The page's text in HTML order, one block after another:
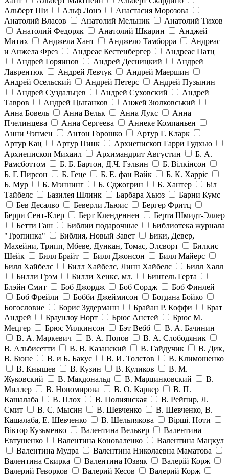
Альберт Ши
Альф Лонэ
Анастасия Морозова
Анатолий Власов
Анатолий Мельник
Анатолий Тихов
Анатолий Федоряк
Анатолий Шкарин
Анджей
Митих
Анджела Хант Анджело Тамборра
Андреас
и Анжела Фрез
Андреас Кестенбергер
Андреас Патц
Андрей Горяинов
Андрей Десницкий
Андрей
Лаврентюк
Андрей Левчук
Андрей Маершин
Андрей Осельский
Андрей Петерс
Андрей Пузынин
Андрей Суздальцев
Андрей Суховский
Андрей
Тавров
Андрей Цыганков
Анжей Зюлковський
Анна Бовель
Анна Вельк Анна Лукс
Анна
Пчелинцева
Анна Сергеева
Аннеке Компаньен
Анни Чэпмен
Антон Горошко
Артур Г. Кларк
Артур Кац
Артур Пинк
Архиепископ Гарри Гудхью
Архиепископ Михаил
Архимандрит Августин
Б. А.
Рамсботтом
Б. Б. Бартон, Д.Ч. Гэлвин
Б. Вілкінсон
Б. Г. Пирсон
Б. Геце Б. Е. фан Вайк
Б. К. Харріс
Б. Мур
Б. Мэннинг Б. Сджогрин Б. Хантер
Біл
Тайбелс
Базилея Шлинк Барбара Хьюз
Барни Кумс
Бев Десалво
Беверли Льюис
Бергер Фритц
Берри Сент-Клер
Берт Кленденнен
Берта Шмидт-Эллер
Бетти Гаш
Библии подарочные
Библиотека журнала
"Тропинка"
Библия, Новый Завет
Бики, Девер,
Махейни, Трипп, Мбеве, Дункан, Томас, Элсворт
Билкис
Шейк
Билл Брайт Билл Джонсон
Билл Майерс
Билл Хайбелс
Билл Хайбелс, Линн Хайбелс
Билл Халл
Билли Грэм
Билли Хенкс, мл.
Бингель Герта
Блэйн Смит
Боб Джордж Боб Сордж
Боб Финлей
Боб Фрейли
Бобби Джеймисон
Богдана Бойко
Богословие
Борис Зудерманн Брайан Р. Коффи
Брат
Андрей
Браунлоу Норт Брюс Анстей
Брюс М.
Мецгер
Брюс Уилкинсон Бэт Вебб
В. А. Бачинин
В. А. Маркевич
В. А. Попов
В. А. Слободяник
В. Альбисетти
В. В. Казанский В. Гайдучик
В. Дик,
В. Бюне
В. и Б. Бакус В. И. Толстов
В. Климошенко
В. Кнышев
В. Кузин В. Куликов
В. М.
Жуковский
В. Макдональд В. Марцинковский
В.
Миллер
В. Новомирова В. О. Карвер
В. П.
Кашалаба
В. Плох В. Полиянская
В. Рейпир, Л.
Смит
В. С. Мысин В. Шевченко
В. Шевченко, В.
Кашалаба, Е. Шевченко
В. Шельпякова
Вiршi. Ноти
Віктор Кузьменко
Валентина Велькер
Валентина
Евтушенко
Валентина Коноваленко
Валентина Мацкул
Валентина Мудра
Валентина Николаевна Маматова
Валентина Скирка
Валентина Юзвяк
Валерій Корж
Валерий Геворков
Валерий Кесов
Валерий Корж